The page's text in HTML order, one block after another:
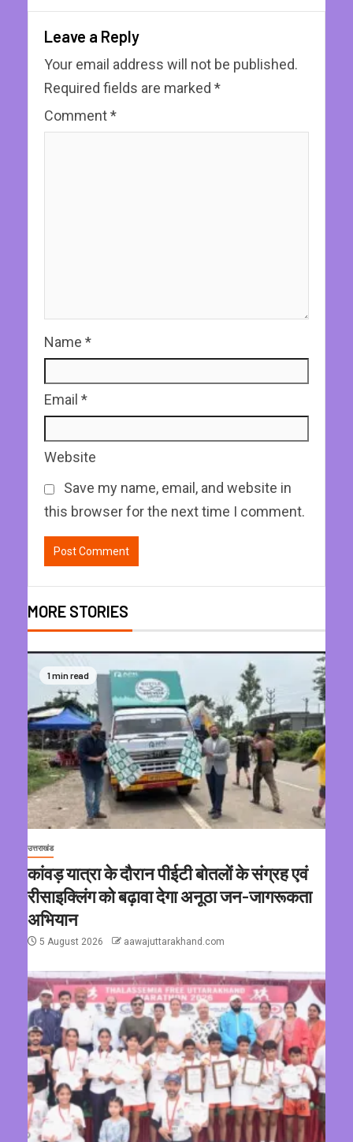
Leave a Reply
Your email address will not be published.
Required fields are marked *
Comment*
Name *
Email *
Website
Save my name, email, and website in
this browser for the next time I comment.
MORE STORIES
1 min read
उत्तराखंड
कांवड़ यात्रा के दौरान पीईटी बोतलों के संग्रह एवं
रीसाइक्लिंग को बढ़ावा देगा अनूठा जन-जागरूकता
अभियान
5 August 2026 aawajuttarakhand.com